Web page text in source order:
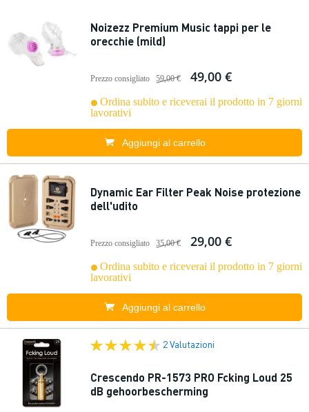
Noizezz Premium Music tappi per le
orecchie (mild)
Prezzo consigliato 59,00 € 49,00 €
Ordina subito e riceverai il prodotto in 7 giorni
lavorativi
Aggiungi al carrello
Dynamic Ear Filter Peak Noise protezione
dell'udito
Prezzo consigliato 35,00 € 29,00 €
Ordina subito e riceverai il prodotto in 7 giorni
lavorativi
Aggiungi al carrello
2 Valutazioni
Crescendo PR-1573 PRO Fcking Loud 25
dB gehoorbescherming